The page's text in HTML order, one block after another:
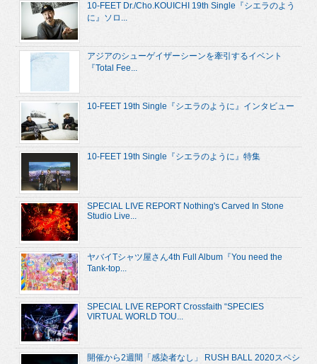
10-FEET Dr./Cho.KOUICHI 19th Single『シエラのよう
に』ソロ...
アジアのシューゲイザーシーンを牽引するイベント
『Total Fee...
10-FEET 19th Single『シエラのように』インタビュー
10-FEET 19th Single『シエラのように』特集
SPECIAL LIVE REPORT Nothing's Carved In Stone
Studio Live...
ヤバイTシャツ屋さん4th Full Album『You need the
Tank-top...
SPECIAL LIVE REPORT Crossfaith “SPECIES
VIRTUAL WORLD TOU...
開催から2週間「感染者なし」 RUSH BALL 2020スペシ